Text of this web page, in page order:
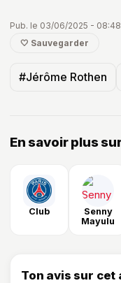
Pub. le 03/06/2025 -
🤍 Sauvegarder
#Jérôme Rothen
En savoir plus
Club
Senny
Mayulu
Ton avis sur cet